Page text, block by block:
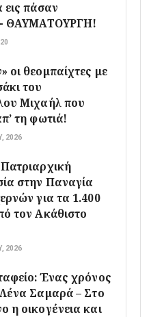
εις πάσαν
ΘΑΥΜΑΤΟΥΡΓΗ!
οι θεομπαίχτες με
του
Μιχαήλ που
τη φωτιά!
2026
στην Παναγία
για τα 1.400
τον Ακάθιστο
2026
Ένας χρόνος
Σαμαρά – Στο
η οικογένεια και